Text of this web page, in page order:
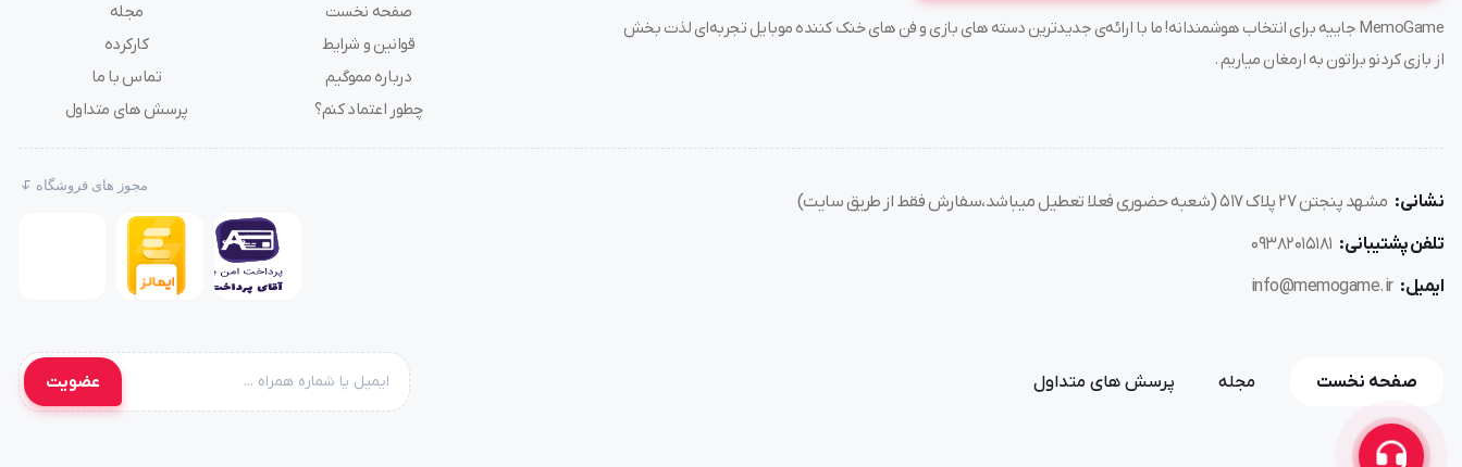
MemoGame جاییه برای انتخاب هوشمندانه! ما با ارائه‌ی جدیدترین دسته های بازی و فن های خنک کننده موبایل تجربه‌ای لذت بخش
از بازی کردنو براتون به ارمغان میاریم .
صفحه نخست
قوانین و شرایط
درباره مموگیم
چطور اعتماد کنم؟
مجله
کارکرده
تماس با ما
پرسش های متداول
نشانی: مشهد پنجتن ۲۷ پلاک ۵۱۷ (شعبه حضوری فعلا تعطیل میباشد،سفارش فقط از طریق سایت)
تلفن پشتیبانی: ۰۹۳۸۲۰۱۵۱۸۱
ایمیل: info@memogame.ir
مجوز های فروشگاه
صفحه نخست مجله پرسش های متداول عضویت